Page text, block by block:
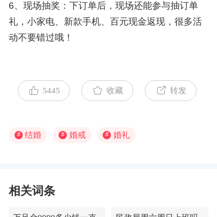
6、现场抽奖：下订单后，现场还能参与抽订单
礼，小家电、新款手机、百元现金返现，很多活
动不要错过哦！
5445 收藏 转发
# 结婚 # 婚戒 # 婚礼
相关词条